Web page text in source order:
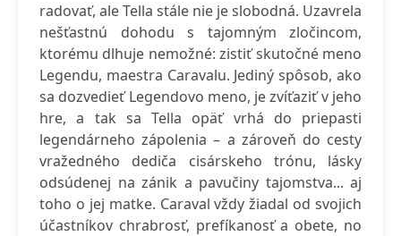
radovať, ale Tella stále nie je slobodná. Uzavrela
nešťastnú dohodu s tajomným zločincom,
ktorému dlhuje nemožné: zistiť skutočné meno
Legendu, maestra Caravalu. Jediný spôsob, ako
sa dozvedieť Legendovo meno, je zvíťaziť v jeho
hre, a tak sa Tella opäť vrhá do priepasti
legendárneho zápolenia – a zároveň do cesty
vražedného dediča cisárskeho trónu, lásky
odsúdenej na zánik a pavučiny tajomstva... aj
toho o jej matke. Caraval vždy žiadal od svojich
účastníkov chrabrosť, prefíkanosť a obete, no